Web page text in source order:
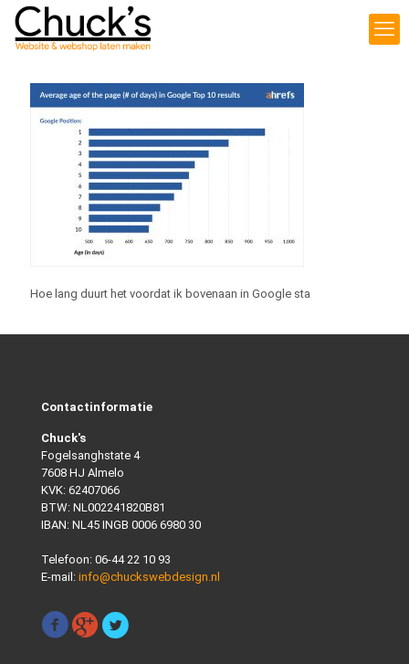
Hoe lang duurt het voordat ik bovenaan in Google sta
Contactinformatie
Chuck's
Fogelsanghstate 4
7608 HJ Almelo
KVK: 62407066
BTW: NL002241820B81
IBAN: NL45 INGB 0006 6980 30
Telefoon: 06-44 22 10 93
E-mail: info@chuckswebdesign.nl